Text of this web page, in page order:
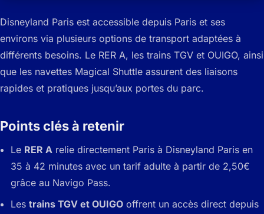
Disneyland Paris est accessible depuis Paris et ses
environs via plusieurs options de transport adaptées à
différents besoins. Le RER A, les trains TGV et OUIGO, ainsi
que les navettes Magical Shuttle assurent des liaisons
rapides et pratiques jusqu’aux portes du parc.
Points clés à retenir
Le RER A relie directement Paris à Disneyland Paris en
35 à 42 minutes avec un tarif adulte à partir de 2,50€
grâce au Navigo Pass.
Les trains TGV et OUIGO offrent un accès direct depuis